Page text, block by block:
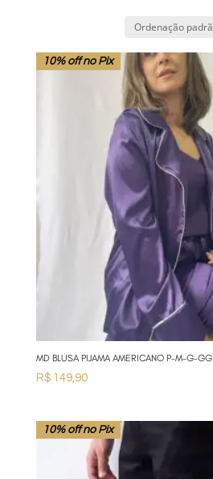
10% off no Pix
MD BLUSA PIJAMA AMERICANO P-M-G-GG
R$149,90
10% off no Pix